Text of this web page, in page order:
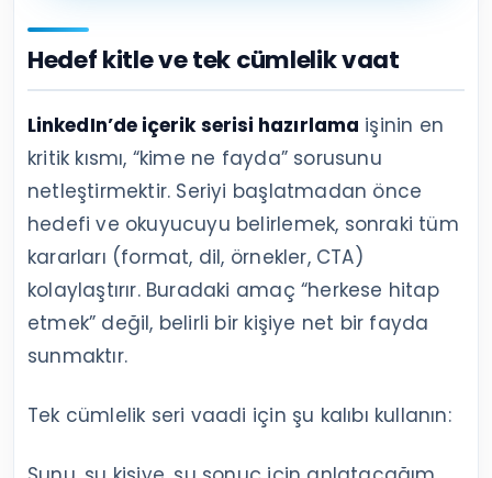
Hedef kitle ve tek cümlelik vaat
LinkedIn’de içerik serisi hazırlama işinin en
kritik kısmı, “kime ne fayda” sorusunu
netleştirmektir. Seriyi başlatmadan önce
hedefi ve okuyucuyu belirlemek, sonraki tüm
kararları (format, dil, örnekler, CTA)
kolaylaştırır. Buradaki amaç “herkese hitap
etmek” değil, belirli bir kişiye net bir fayda
sunmaktır.
Tek cümlelik seri vaadi için şu kalıbı kullanın: